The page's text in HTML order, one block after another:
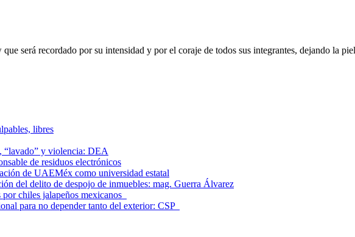
será recordado por su intensidad y por el coraje de todos sus integrantes, dejando la
libres
“lavado” y violencia: DEA
de residuos electrónicos
de UAEMéx como universidad estatal
del delito de despojo de inmuebles: mag. Guerra Álvarez
por chiles jalapeños mexicanos
para no depender tanto del exterior: CSP